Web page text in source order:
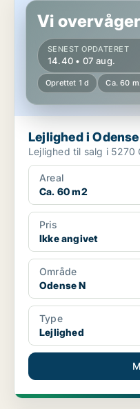
Vi
SENEST OPDATERET
14.40 • 07 aug.
Oprettet 1 d Ca. 60
Lejlighed i
Lejlighed til salg i 5270
Areal
Ca. 60 m2
Pris
Ikke angivet
Område
Odense N
Type
Lejlighed